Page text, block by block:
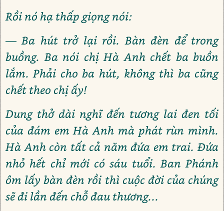
Rồi nó hạ thấp giọng nói:
— Ba hút trở lại rồi. Bàn đèn để trong
buồng. Ba nói chị Hà Anh chết ba buồn
lắm. Phải cho ba hút, không thì ba cũng
chết theo chị ấy!
Dung thở dài nghĩ đến tương lai đen tối
của đám em Hà Anh mà phát rùn mình.
Hà Anh còn tất cả năm đứa em trai. Đứa
nhỏ hết chỉ mới có sáu tuổi. Ban Phánh
ôm lấy bàn đèn rồi thì cuộc đời của chúng
sẽ đi lần đến chỗ đau thương...